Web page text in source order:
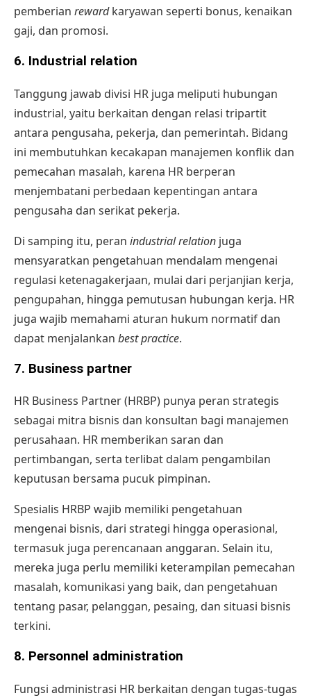
pemberian rewardkaryawan seperti bonus, kenaikan
gaji, dan promosi.
6. Industrial relation
Tanggung jawab divisi HR juga meliputi hubungan
industrial, yaitu berkaitan dengan relasi tripartit
antara pengusaha, pekerja, dan pemerintah. Bidang
ini membutuhkan kecakapan manajemen konflik dan
pemecahan masalah, karena HR berperan
menjembatani perbedaan kepentingan antara
pengusaha dan serikat pekerja.
Di samping itu, peran industrial relation juga
mensyaratkan pengetahuan mendalam mengenai
regulasi ketenagakerjaan, mulai dari perjanjian kerja,
pengupahan, hingga pemutusan hubungan kerja. HR
juga wajib memahami aturan hukum normatif dan
dapat menjalankan best practice.
7. Business partner
HR Business Partner (HRBP) punya peran strategis
sebagai mitra bisnis dan konsultan bagi manajemen
perusahaan. HR memberikan saran dan
pertimbangan, serta terlibat dalam pengambilan
keputusan bersama pucuk pimpinan.
Spesialis HRBP wajib memiliki pengetahuan
mengenai bisnis, dari strategi hingga operasional,
termasuk juga perencanaan anggaran. Selain itu,
mereka juga perlu memiliki keterampilan pemecahan
masalah, komunikasi yang baik, dan pengetahuan
tentang pasar, pelanggan, pesaing, dan situasi bisnis
terkini.
8. Personnel administration
Fungsi administrasi HR berkaitan dengan tugas-tugas